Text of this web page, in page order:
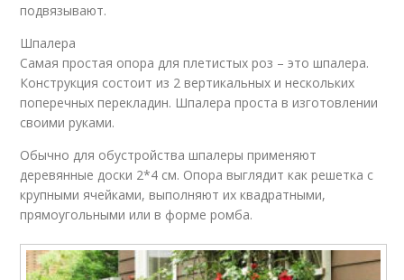
подвязывают.
Шпалера
Самая простая опора для плетистых роз – это шпалера.
Конструкция состоит из 2 вертикальных и нескольких
поперечных перекладин. Шпалера проста в изготовлении
своими руками.
Обычно для обустройства шпалеры применяют
деревянные доски 2*4 см. Опора выглядит как решетка с
крупными ячейками, выполняют их квадратными,
прямоугольными или в форме ромба.